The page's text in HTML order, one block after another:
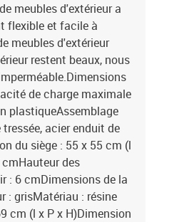
meubles d'extérieur a
flexible et facile à
meubles d'extérieur
restent beaux, nous
de charge maximale
plastiqueAssemblage
acier enduit de
du siège : 55 x 55 cm (l
des
: 6 cmDimensions de la
: grisMatériau : résine
cm (l x P x H)Dimension